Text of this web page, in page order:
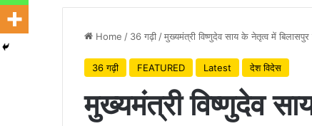
Home / 36 गढ़ी /मुख्यमंत्री विष्णुदेव साय के नेतृत्व में
36 गढ़ी FEATURED Latest देश विदेस
मुख्यमंत्री विष्णुदेव